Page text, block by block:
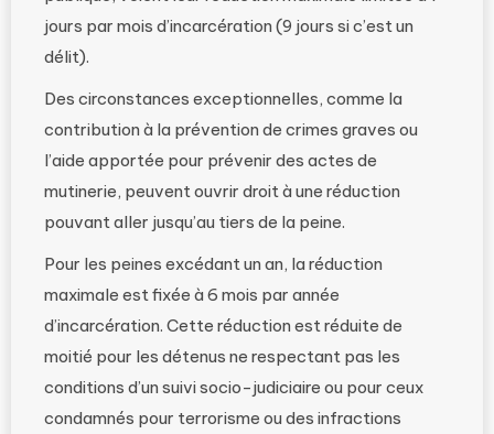
jours par mois d’incarcération (9 jours si c’est un
délit).
Des circonstances exceptionnelles, comme la
contribution à la prévention de crimes graves ou
l’aide apportée pour prévenir des actes de
mutinerie, peuvent ouvrir droit à une réduction
pouvant aller jusqu’au tiers de la peine.
Pour les peines excédant un an, la réduction
maximale est fixée à 6 mois par année
d’incarcération. Cette réduction est réduite de
moitié pour les détenus ne respectant pas les
conditions d’un suivi socio-judiciaire ou pour ceux
condamnés pour terrorisme ou des infractions